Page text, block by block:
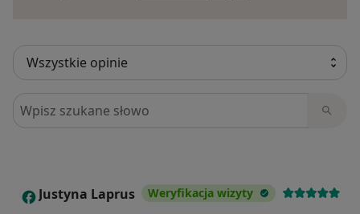
Szukaj w opiniach
J Justyna Laprus Weryfikacja wizyty